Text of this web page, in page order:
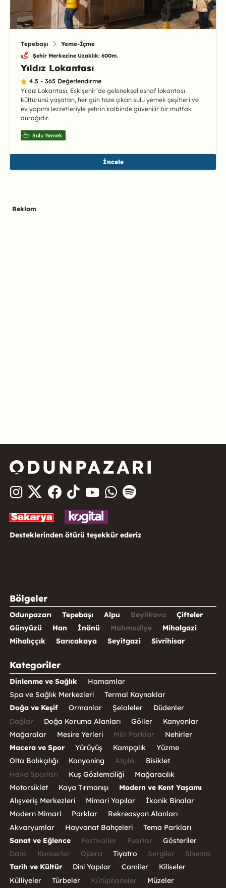
Tepebaşı Yeme-İçme
Şehir Merkezine Uzaklık: 600m.
Yıldız Lokantası
4.5 - 365 Değerlendirme
Yıldız Lokantası, Eskişehir’de geleneksel esnaf lokantası
kültürünü yaşatan, her gün taze çıkan sulu yemek çeşitleri ve
ev yapımı lezzetleriyle şehrin kalbinde güvenilir bir mutfak
durağıdır.
Sulu Yemek
İncele
Reklam
Desteklerinden ötürü teşekkür ederiz
Bölgeler
Odunpazarı Tepebaşı Alpu Beylikova
Çifteler
Günyüzü
Han İnönü Mahmudiye
Mihalgazi
Mihalıççık
Sarıcakaya Seyitgazi Sivrihisar
Kategoriler
Dinlenme ve Sağlık
Hamamlar
Spa ve Sağlık Merkezleri
Termal Kaynaklar
Doğa ve Keşif
Ormanlar Şelaleler
Düdenler
Dağlar
Doğa Koruma Alanları Göller
Kanyonlar
Mağaralar
Mesire Yerleri Milli Parklar
Nehirler
Macera ve Spor
Yürüyüş Kampçılık
Yüzme
Olta Balıkçılığı
Kanyoning Atçılık
Bisiklet
Hava Sporları
Kuş Gözlemciliği
Mağaracılık
Motorsiklet
Kaya Tırmanışı
Modern ve Kent Yaşamı
Alışveriş Merkezleri
Mimari Yapılar
İkonik Binalar
Modern Mimari
Parklar
Rekreasyon Alanları
Akvaryumlar
Hayvanat Bahçeleri
Tema Parkları
Sanat ve Eğlence
Festivaller Fuarlar
Gösteriler
Dans
Konserler Opera Tiyatro Sergiler
Sinema
Tarih ve Kültür
Dini Yapılar Camiler
Kiliseler
Külliyeler
Türbeler Kütüphaneler
Müzeler